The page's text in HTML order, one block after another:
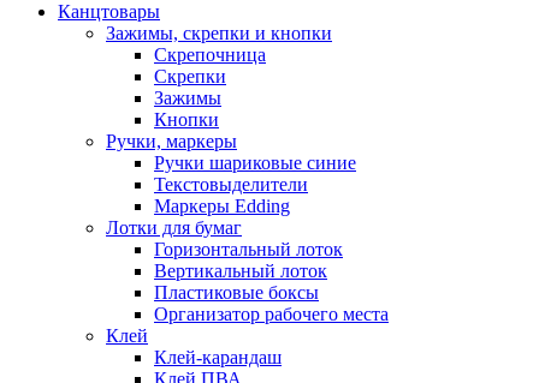
Канцтовары
Зажимы, скрепки и кнопки
Скрепочница
Скрепки
Зажимы
Кнопки
Ручки, маркеры
Ручки шариковые синие
Текстовыделители
Маркеры Edding
Лотки для бумаг
Горизонтальный лоток
Вертикальный лоток
Пластиковые боксы
Организатор рабочего места
Клей
Клей-карандаш
Клей ПВА